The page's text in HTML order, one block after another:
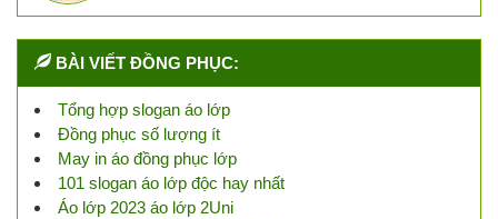
BÀI VIẾT ĐỒNG PHỤC:
Tổng hợp slogan áo lớp
Đồng phục số lượng ít
May in áo đồng phục lớp
101 slogan áo lớp độc hay nhất
Áo lớp 2023 áo lớp 2Uni